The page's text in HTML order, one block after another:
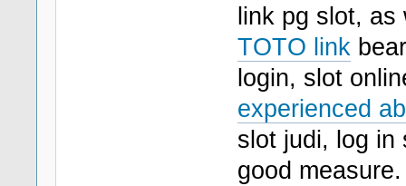
link pg slot,
TOTO link
login, slot
experienced
slot judi, log
good